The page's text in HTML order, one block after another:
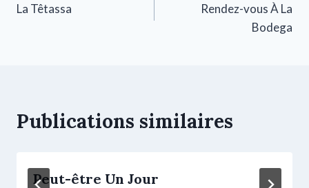
La Têtassa
Rendez-vous À La
Bodega
Publications similaires
Peut-être Un Jour